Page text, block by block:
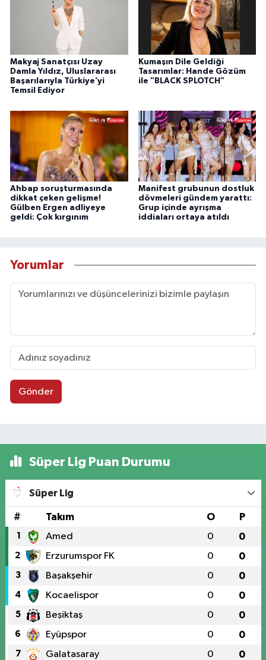
Makyaj Sanatçısı Uzay
Damla Yıldız, Uluslararası
Başarılarıyla Türkiye’yi
Temsil Ediyor
Kumaşın Dile Geldiği
Tasarımlar: Hande Gözüm
ile "BLACK SPLOTCH"
Ahbap soruşturmasında
dikkat çeken gelişme!
Gülben Ergen adliyeye
geldi: Çok kırgınım
Manifest grubunun dostluk
dövmeleri gündem yarattı:
Grup içinde ayrışma
iddiaları ortaya atıldı
Yorumlar
Gönder
Süper Lig Puan Durumu
Süper Lig
# Takım O P
1 Amed 0 0
2 Erzurumspor FK 0 0
3 Başakşehir 0 0
4 Kocaelispor 0 0
5 Beşiktaş 0 0
6 Eyüpspor 0 0
7 Galatasaray 0 0